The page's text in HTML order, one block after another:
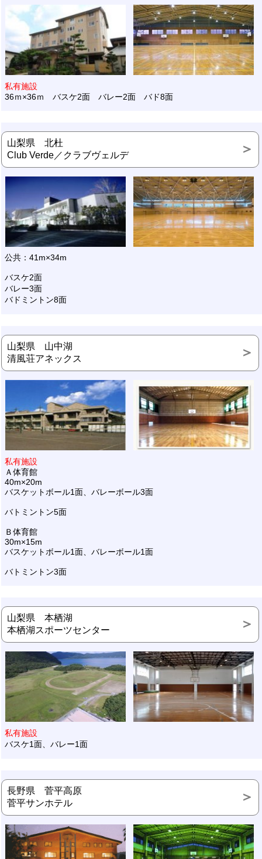
私有施設
36ｍ×36ｍ バスケ2面 バレー2面 バド8面
山梨県 北杜
Club Verde／クラブヴェルデ
公共：41m×34m
バスケ2面
バレー3面
バドミントン8面
山梨県 山中湖
清風荘アネックス
私有施設
Ａ体育館
40m×20m
バスケットボール1面、バレーボール3面
バトミントン5面
Ｂ体育館
30m×15m
バスケットボール1面、バレーボール1面
バトミントン3面
山梨県 本栖湖
本栖湖スポーツセンター
私有施設
バスケ1面、バレー1面
長野県 菅平高原
菅平サンホテル